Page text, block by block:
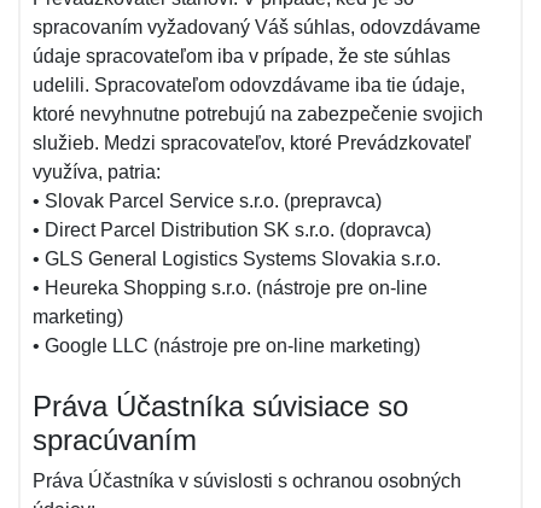
spracovaním vyžadovaný Váš súhlas, odovzdávame
údaje spracovateľom iba v prípade, že ste súhlas
udelili. Spracovateľom odovzdávame iba tie údaje,
ktoré nevyhnutne potrebujú na zabezpečenie svojich
služieb. Medzi spracovateľov, ktoré Prevádzkovateľ
využíva, patria:
• Slovak Parcel Service s.r.o. (prepravca)
• Direct Parcel Distribution SK s.r.o. (dopravca)
• GLS General Logistics Systems Slovakia s.r.o.
• Heureka Shopping s.r.o. (nástroje pre on-line
marketing)
• Google LLC (nástroje pre on-line marketing)
Práva Účastníka súvisiace so
spracúvaním
Práva Účastníka v súvislosti s ochranou osobných